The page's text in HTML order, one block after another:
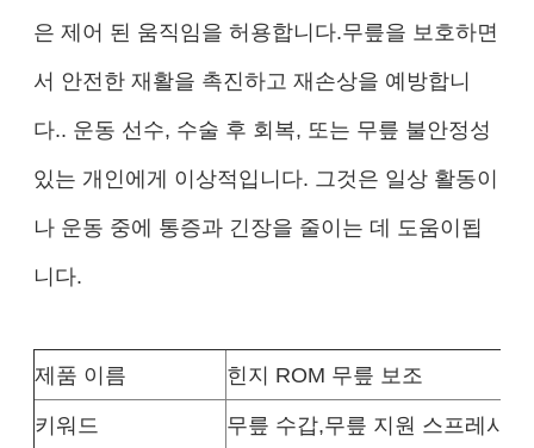
은 제어 된 움직임을 허용합니다.무릎을 보호하면
서 안전한 재활을 촉진하고 재손상을 예방합니
다.. 운동 선수, 수술 후 회복, 또는 무릎 불안정성
있는 개인에게 이상적입니다. 그것은 일상 활동이
나 운동 중에 통증과 긴장을 줄이는 데 도움이됩
니다.
제품 이름
힌지 ROM 무릎 보조
키워드
무릎 수갑,무릎 지원 스프레시,